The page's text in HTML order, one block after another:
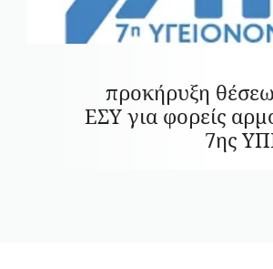
προκήρυξη
ΕΣΥ για φορείς
7ης